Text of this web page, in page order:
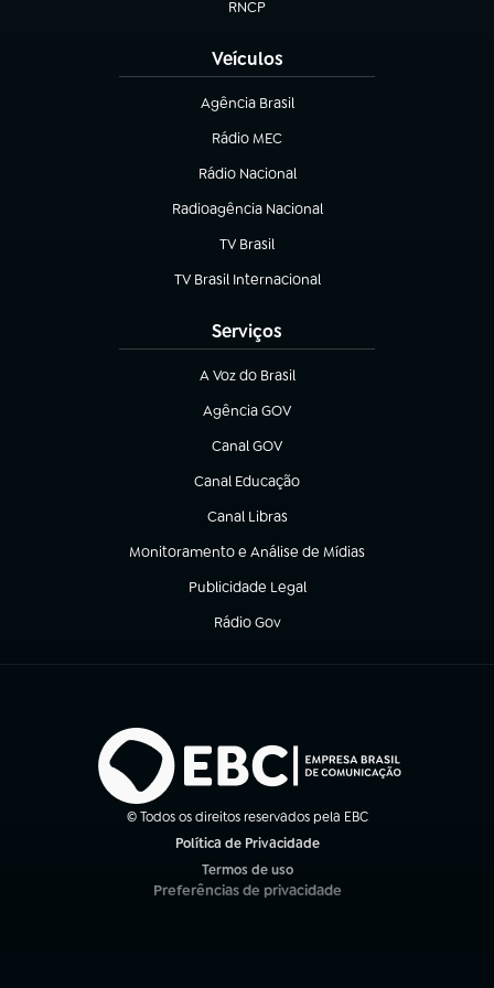
RNCP
(abre em nova aba)
Veículos
Agência Brasil
(abre em nova aba)
Rádio MEC
(abre em nova aba)
Rádio Nacional
Radioagência Nacional
(abre em nova aba)
TV Brasil
(abre em nova aba)
TV Brasil Internacional
(abre em nova aba)
Serviços
A Voz do Brasil
(abre em nova aba)
Agência GOV
(abre em nova aba)
Canal GOV
(abre em nova aba)
Canal Educação
(abre em nova aba)
Canal Libras
(abre em nova aba)
Monitoramento e Análise de Mídias
(abre em nova aba)
Publicidade Legal
(abre em nova aba)
Rádio Gov
(abre em nova aba)
© Todos os direitos reservados pela EBC
Política de Privacidade
Termos de uso
(abre em nova aba)
Preferências de privacidade